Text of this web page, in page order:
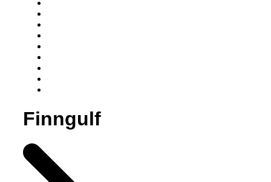
Finngulf